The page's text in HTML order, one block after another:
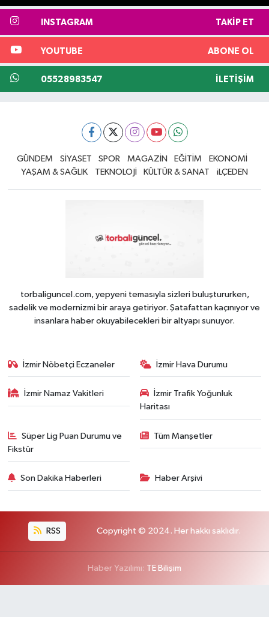
INSTAGRAM TAKIP ET
YOUTUBE ABONE OL
05528983547 İLETIŞIM
GÜNDEM SİYASET SPOR MAGAZİN EĞİTİM
EKONOMİ
YAŞAM & SAĞLIK
TEKNOLOJİ KÜLTÜR & SANAT iLÇEDEN
torbaliguncel.com, yepyeni temasıyla sizleri buluştururken,
sadelik ve modernizmi bir araya getiriyor. Şatafattan kaçınıyor ve
insanlara haber okuyabilecekleri bir altyapı sunuyor.
İzmir Nöbetçi Eczaneler İzmir Hava Durumu
İzmir Namaz Vakitleri
İzmir Trafik Yoğunluk
Haritası
Süper Lig Puan Durumu ve
Fikstür
Tüm Manşetler
Son Dakika Haberleri Haber Arşivi
RSS Copyright © 2024. Her hakkı saklıdır.
Haber Yazılımı: TE Bilişim